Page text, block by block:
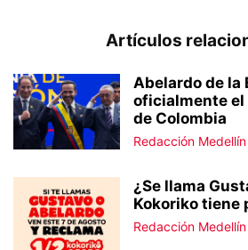
Artículos
Abelardo de la
oficialmente el
de Colombia
Redacción
¿Se llama
Kokoriko tiene
Redacción